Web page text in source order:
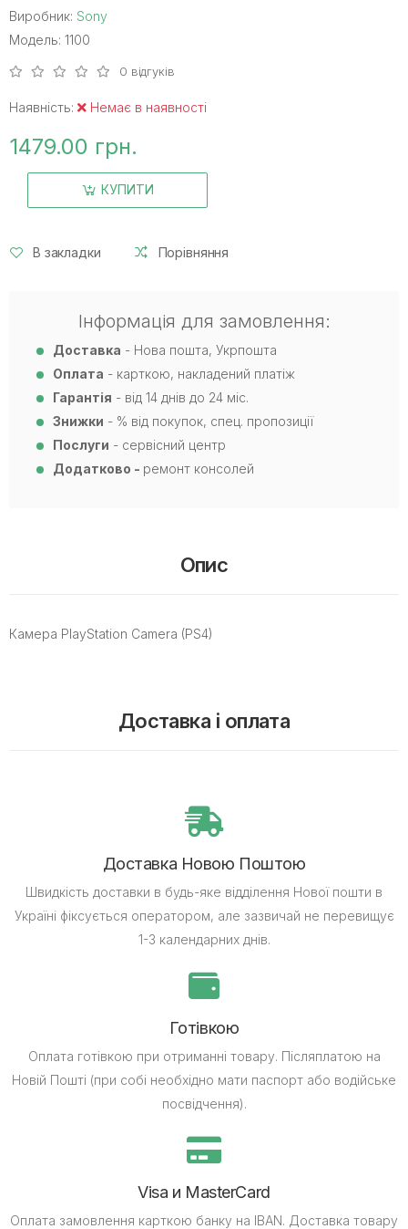
Виробник: Sony
Модель: 1100
0 відгуків
Наявність: Немає в наявності
1479.00 грн.
КУПИТИ
В закладки Порівняння
Інформація для замовлення:
Доставка - Нова пошта, Укрпошта
Оплата - карткою, накладений платіж
Гарантія - від 14 днів до 24 міс.
Знижки - % від покупок, спец. пропозиції
Послуги - сервісний центр
Додатково - ремонт консолей
Опис
Камера PlayStation Camera (PS4)
Доставка і оплата
Доставка Новою Поштою
Швидкість доставки в будь-яке відділення Нової пошти в
Україні фіксується оператором, але зазвичай не перевищує
1-3 календарних днів.
Готівкою
Оплата готівкою при отриманні товару. Післяплатою на
Новій Пошті (при собі необхідно мати паспорт або водійське
посвідчення).
Visa и MasterCard
Оплата замовлення карткою банку на IBAN. Доставка товару